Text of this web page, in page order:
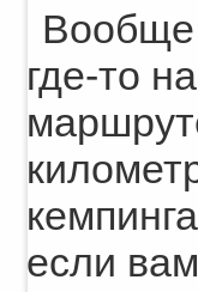
Вообще
где-то
если